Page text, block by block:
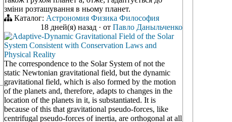
зміни розташування в ньому планет.
Каталог: Астрономия Физика Философия
18 дней(я) назад · от Павло Даныльченко
Adaptive-Dynamic Gravitational Field of the Solar
System Consistent with Conservation Laws and
Physical Reality
The correspondence to the Solar System of not the
static Newtonian gravitational field, but the dynamic
gravitational field, which is also formed by the motion
of the planets and, therefore, adapts to changes in the
location of the planets in it, is substantiated. It is
because of this that gravitational pseudo-forces, like
centrifugal pseudo-forces of inertia, are orthogonal at all